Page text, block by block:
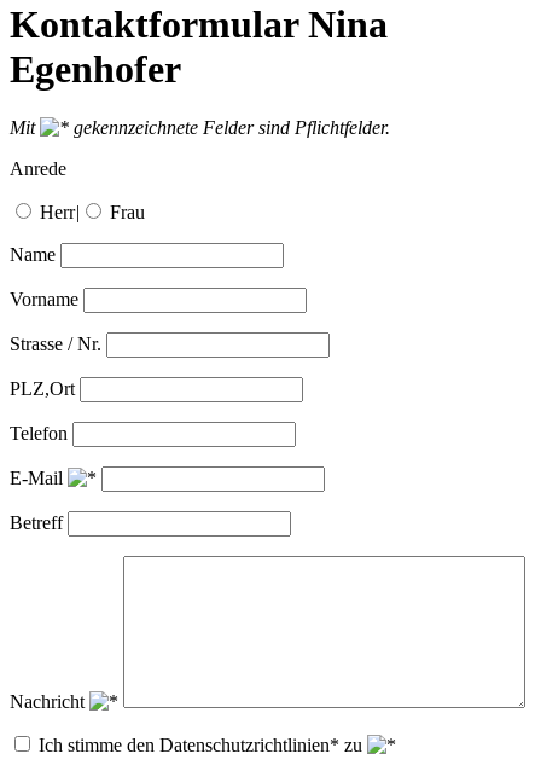
Kontaktformular Nina
Egenhofer
Mit
gekennzeichnete Felder sind Pflichtfelder.
Anrede
Herr| Frau
Name
Vorname
Strasse / Nr.
PLZ,Ort
Telefon
E-Mail
Betreff
Nachricht
Ich stimme den Datenschutzrichtlinien* zu